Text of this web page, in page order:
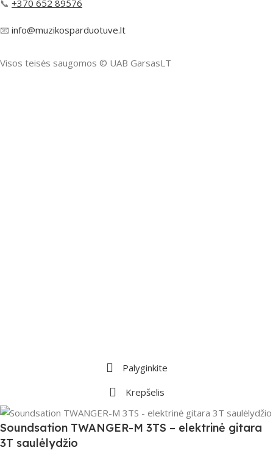
📞 +370 652 89576
📧 info@muzikosparduotuve.lt
Visos teisės saugomos ©️ UAB GarsasLT
Palyginkite
Krepšelis
Soundsation TWANGER-M 3TS – elektrinė gitara
3T saulėlydžio